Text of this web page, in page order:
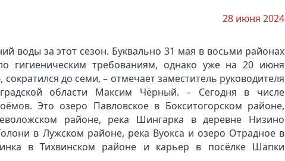
28 июня 2024
воды за этот сезон. Буквально 31 мая в восьми районах
гигиеническим требованиям, однако уже на 20 июня
до семи, – отмечает заместитель руководителя
области Максим Чёрный. – Сегодня в числе
Это озеро Павловское в Бокситогорском районе,
районе, река Шингарка в деревне Низино
в Лужском районе, река Вуокса и озеро Отрадное в
в Тихвинском районе и карьер в посёлке Шапки